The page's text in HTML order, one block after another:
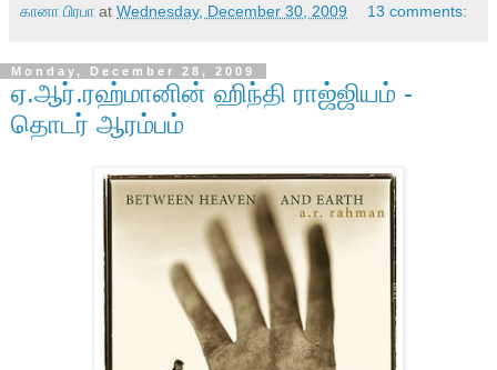
கானா பிரபா at Wednesday, December 30, 2009 13 comments:
Monday, December 28, 2009
ஏ.ஆர்.ரஹ்மானின் ஹிந்தி ராஜ்ஜியம் -
தொடர் ஆரம்பம்